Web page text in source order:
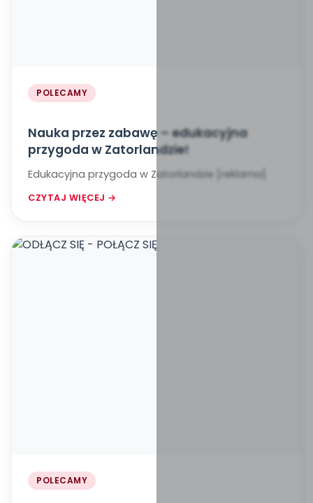
POLECAMY
Nauka przez zabawę – edukacyjna
przygoda w Zatorlandzie!
Edukacyjna przygoda w Zatorlandzie [reklama]
CZYTAJ WIĘCEJ →
POLECAMY